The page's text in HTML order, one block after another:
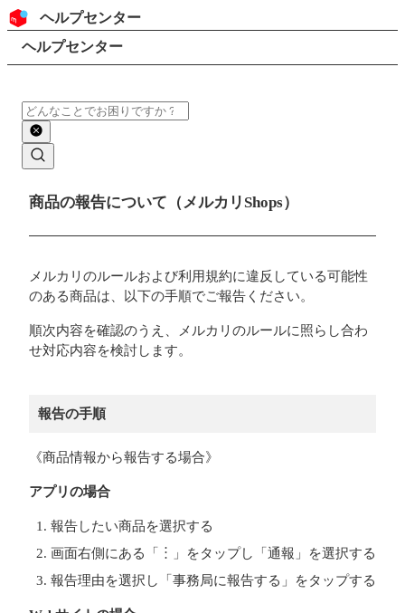
コンテンツにスキップ
ヘッダー
ヘルプセンター
検索
パンくずリスト
ヘルプセンター
検索
メインコンテンツ
商品の報告について（メルカリShops）
メルカリのルールおよび利用規約に違反している可能性
のある商品は、以下の手順でご報告ください。
順次内容を確認のうえ、メルカリのルールに照らし合わ
せ対応内容を検討します。
報告の手順
《商品情報から報告する場合》
アプリの場合
報告したい商品を選択する
画面右側にある「︙」をタップし「通報」を選択する
報告理由を選択し「事務局に報告する」をタップする